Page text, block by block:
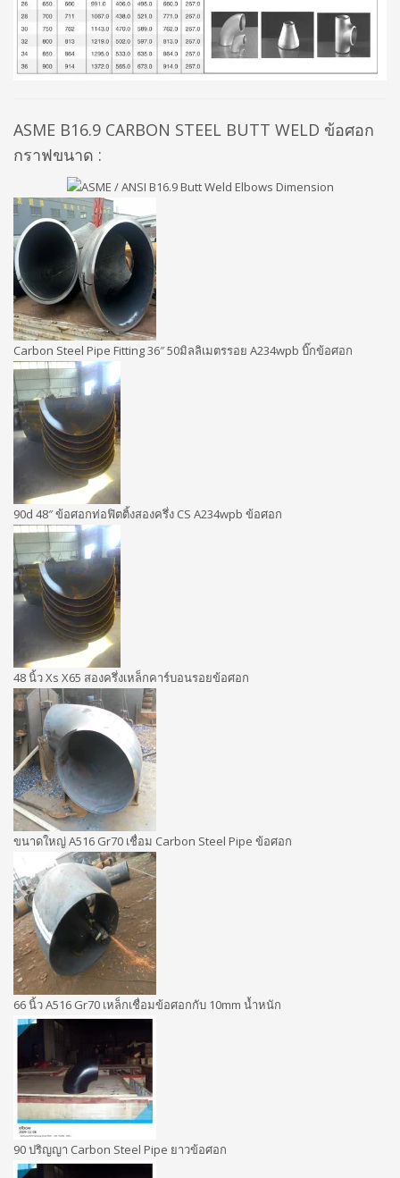
ASME B16.9 CARBON STEEL BUTT WELD ข้อศอก
กราฟขนาด :
Carbon Steel Pipe Fitting 36″ 50มิลลิเมตรรอย A234wpb บิ๊กข้อศอก
90d 48″ ข้อศอกท่อฟิตติ้งสองครึ่ง CS A234wpb ข้อศอก
48 นิ้ว Xs X65 สองครึ่งเหล็กคาร์บอนรอยข้อศอก
ขนาดใหญ่ A516 Gr70 เชื่อม Carbon Steel Pipe ข้อศอก
66 นิ้ว A516 Gr70 เหล็กเชื่อมข้อศอกกับ 10mm น้ำหนัก
90 ปริญญา Carbon Steel Pipe ยาวข้อศอก